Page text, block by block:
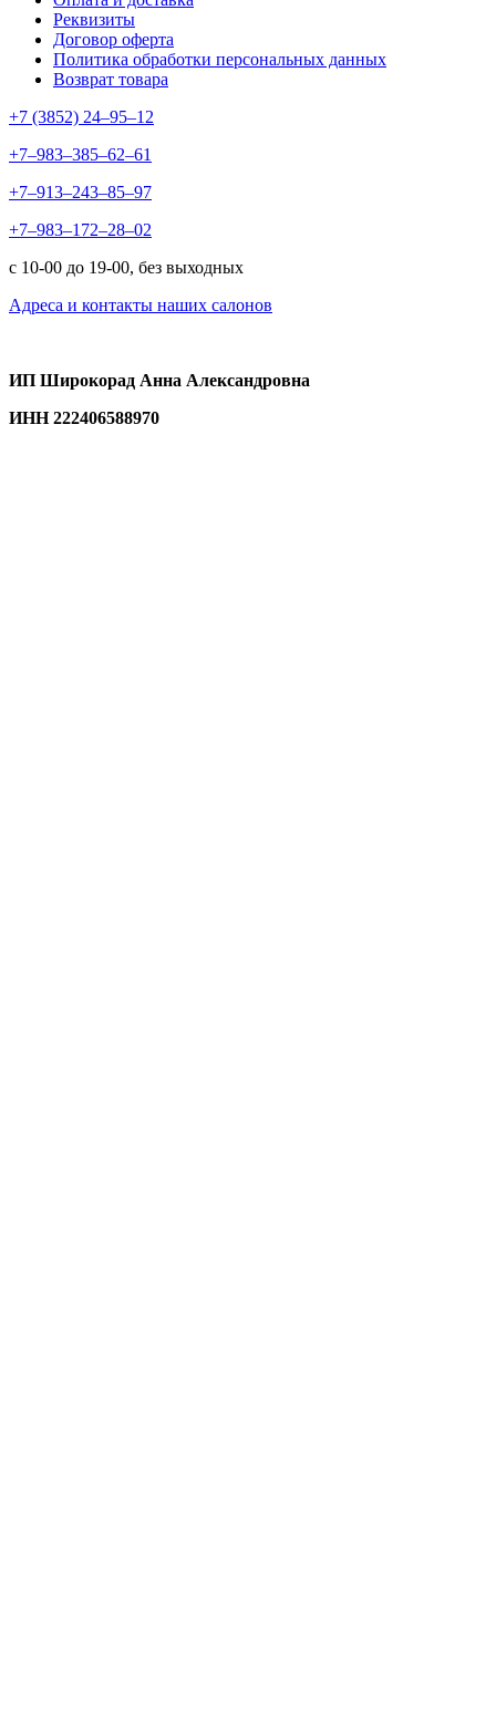
Реквизиты
Договор оферта
Политика обработки персональных данных
Возврат товара
+7 (3852) 24‒95‒12
+7‒983‒385‒62‒61
+7‒913‒243‒85‒97
+7‒983‒172‒28‒02
с 10-00 до 19-00, без выходных
Адреса и контакты наших салонов
ИП Широкорад Анна Александровна
ИНН 222406588970